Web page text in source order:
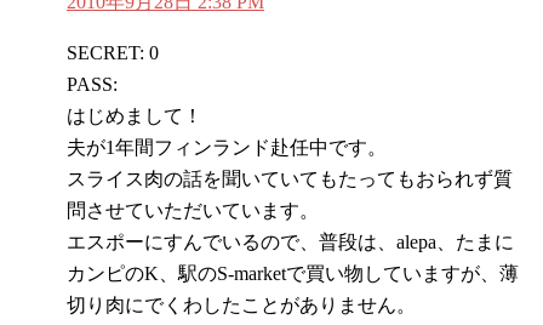
SECRET: 0
PASS:
はじめまして！
夫が1年間フィンランド赴任中です。
スライス肉の話を聞いていてもたってもおられず質
問させていただいています。
エスポーにすんでいるので、普段は、alepa、たまに
カンピのK、駅のS-marketで買い物していますが、薄
切り肉にでくわしたことがありません。